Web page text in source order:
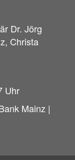
Dr. Jörg
Christa
Uhr
Mainz |